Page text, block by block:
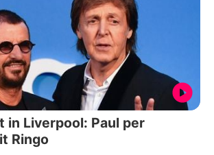
in Liverpool: Paul per
Ringo